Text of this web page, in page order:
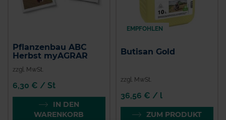
Pflanzenbau ABC
Herbst myAGRAR
zzgl. MwSt.
6,30 € / St
IN DEN
WARENKORB
EMPFOHLEN
Butisan Gold
zzgl. MwSt.
36,56 € / l
ZUM PRODUKT